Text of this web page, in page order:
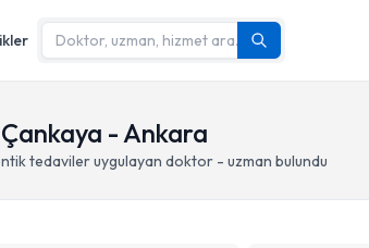
- Ankara
tedavileruygulayan doktor - uzman bulundu